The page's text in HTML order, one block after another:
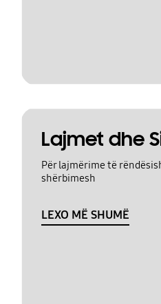
Lajmet dhe
Për lajmërime të
shërbimesh
LEXO MË SHUMË